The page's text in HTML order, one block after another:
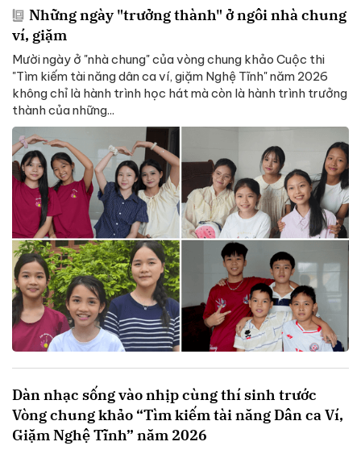
Những ngày "trưởng thành" ở ngôi nhà chung
ví, giặm
Mười ngày ở "nhà chung" của vòng chung khảo Cuộc thi
"Tìm kiếm tài năng dân ca ví, giặm Nghệ Tĩnh" năm 2026
không chỉ là hành trình học hát mà còn là hành trình trưởng
thành của những...
Dàn nhạc sống vào nhịp cùng thí sinh trước
Vòng chung khảo “Tìm kiếm tài năng Dân ca Ví,
Giặm Nghệ Tĩnh” năm 2026